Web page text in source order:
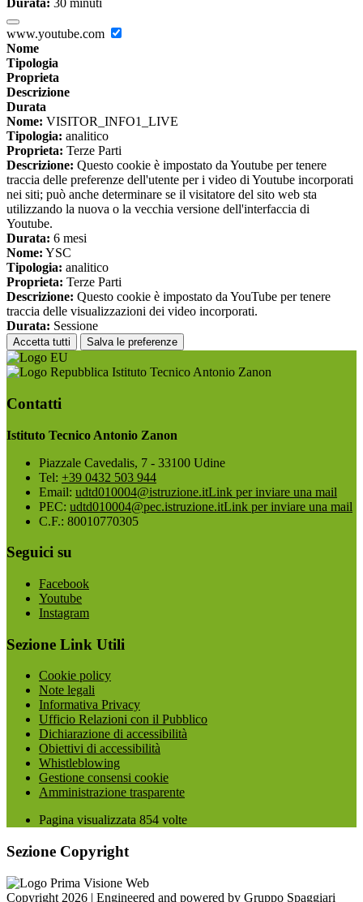
Durata: 30 minuti
www.youtube.com
Nome
Tipologia
Proprieta
Descrizione
Durata
Nome: VISITOR_INFO1_LIVE
Tipologia: analitico
Proprieta: Terze Parti
Descrizione: Questo cookie è impostato da Youtube per tenere
traccia delle preferenze dell'utente per i video di Youtube incorporati
nei siti; può anche determinare se il visitatore del sito web sta
utilizzando la nuova o la vecchia versione dell'interfaccia di
Youtube.
Durata: 6 mesi
Nome: YSC
Tipologia: analitico
Proprieta: Terze Parti
Descrizione: Questo cookie è impostato da YouTube per tenere
traccia delle visualizzazioni dei video incorporati.
Durata: Sessione
Accetta tutti Salva le preferenze
Istituto Tecnico Antonio Zanon
Contatti
Istituto Tecnico Antonio Zanon
Piazzale Cavedalis, 7 - 33100 Udine
Tel: +39 0432 503 944
Email: udtd010004@istruzione.itLink per inviare una mail
PEC: udtd010004@pec.istruzione.itLink per inviare una mail
C.F.: 80010770305
Seguici su
Facebook
Youtube
Instagram
Sezione Link Utili
Cookie policy
Note legali
Informativa Privacy
Ufficio Relazioni con il Pubblico
Dichiarazione di accessibilità
Obiettivi di accessibilità
Whistleblowing
Gestione consensi cookie
Amministrazione trasparente
Pagina visualizzata 854 volte
Sezione Copyright
Copyright 2026 | Engineered and powered by Gruppo Spaggiari